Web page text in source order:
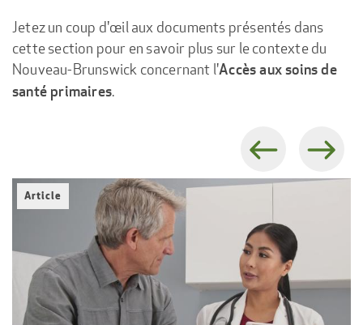
Jetez un coup d'œil aux documents présentés dans
cette section pour en savoir plus sur le contexte du
Nouveau-Brunswick concernant l'Accès aux soins de
santé primaires.
Previous Next
Article